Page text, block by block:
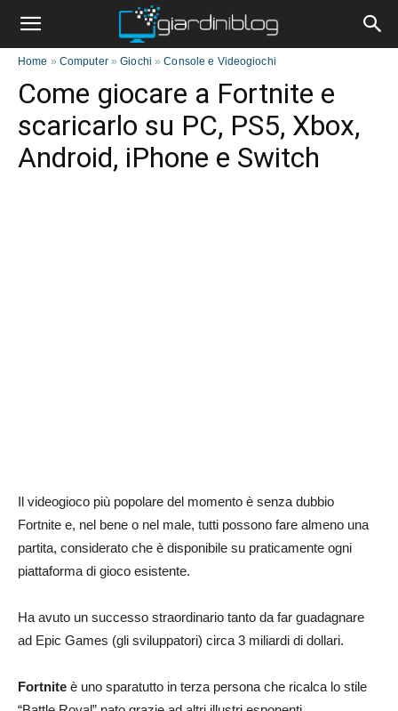
Home » Computer»Giochi »Console e Videogiochi
Come giocare a Fortnite e
scaricarlo su PC, PS5, Xbox,
Android, iPhone e Switch
Il videogioco più popolare del momento è senza dubbio
Fortnite e, nel bene o nel male, tutti possono fare almeno una
partita, considerato che è disponibile su praticamente ogni
piattaforma di gioco esistente.
Ha avuto un successo straordinario tanto da far guadagnare
ad Epic Games (gli sviluppatori) circa 3 miliardi di dollari.
Fortnite è uno sparatutto in terza persona che ricalca lo stile